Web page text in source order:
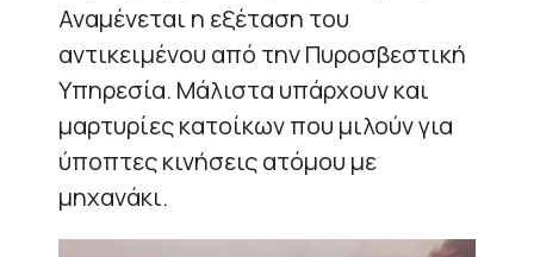
Αναμένεται η εξέταση του
αντικειμένου από την Πυροσβεστική
Υπηρεσία. Μάλιστα υπάρχουν και
μαρτυρίες κατοίκων που μιλούν για
ύποπτες κινήσεις ατόμου με
μηχανάκι.